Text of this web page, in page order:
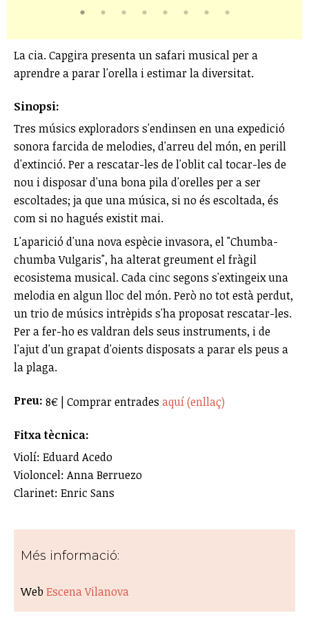
La cia. Capgira presenta un safari musical per a
aprendre a parar l'orella i estimar la diversitat.
Sinopsi:
Tres músics exploradors s'endinsen en una expedició
sonora farcida de melodies, d'arreu del món, en perill
d'extinció. Per a rescatar-les de l'oblit cal tocar-les de
nou i disposar d'una bona pila d'orelles per a ser
escoltades; ja que una música, si no és escoltada, és
com si no hagués existit mai.
L'aparició d'una nova espècie invasora, el "Chumba-
chumba Vulgaris", ha alterat greument el fràgil
ecosistema musical. Cada cinc segons s'extingeix una
melodia en algun lloc del món. Però no tot està perdut,
un trio de músics intrèpids s'ha proposat rescatar-les.
Per a fer-ho es valdran dels seus instruments, i de
l'ajut d'un grapat d'oients disposats a parar els peus a
la plaga.
Preu: 8€ | Comprar entrades aquí (enllaç)
Fitxa tècnica:
Violí: Eduard Acedo
Violoncel: Anna Berruezo
Clarinet: Enric Sans
Més informació:
WebEscena Vilanova